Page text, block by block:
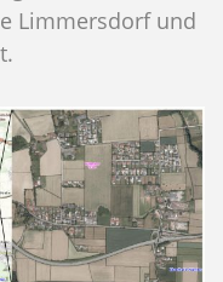
Limmersdorf und